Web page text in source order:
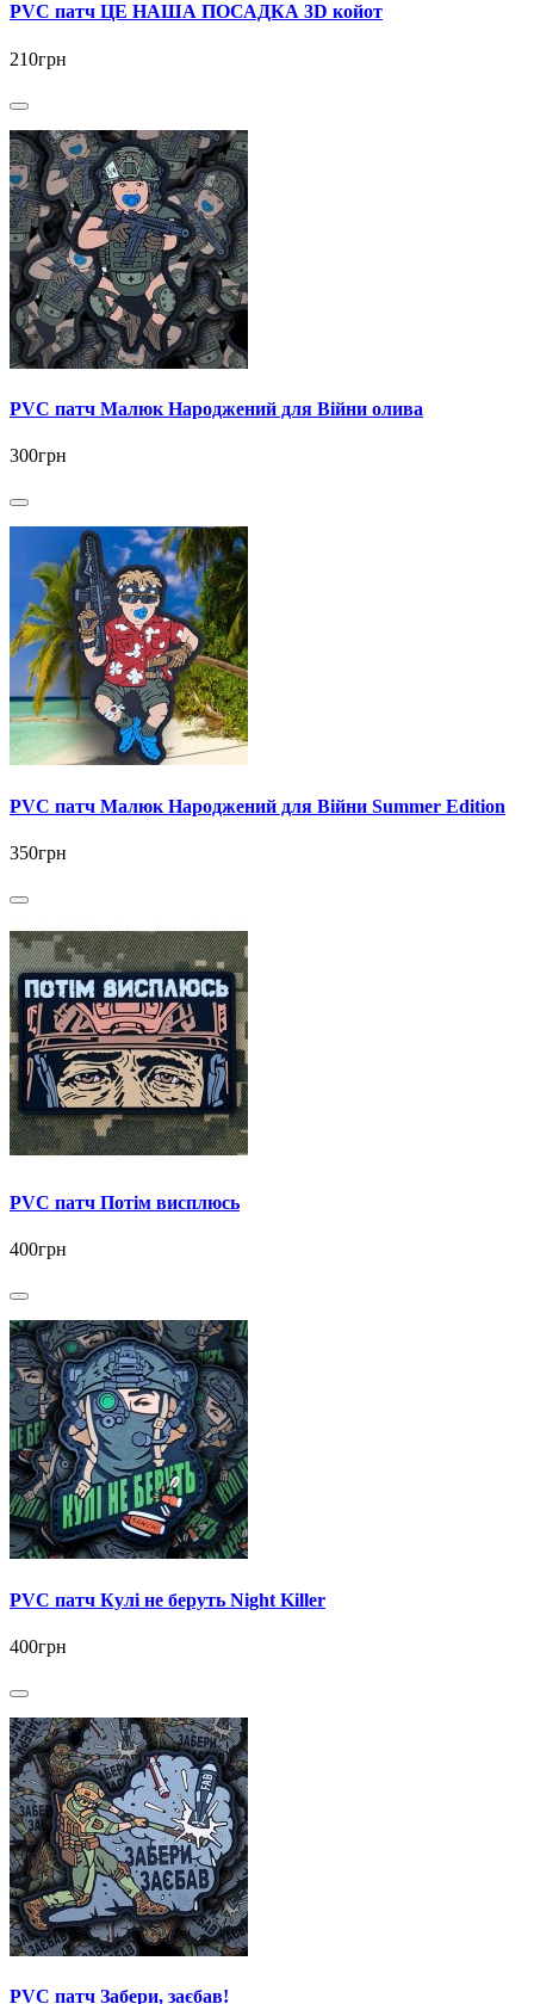
PVC патч ЦЕ НАША ПОСАДКА 3D койот
210грн
PVC патч Малюк Народжений для Війни олива
300грн
PVC патч Малюк Народжений для Війни Summer Edition
350грн
PVC патч Потім висплюсь
400грн
PVC патч Кулі не беруть Night Killer
400грн
PVC патч Забери, заєбав!